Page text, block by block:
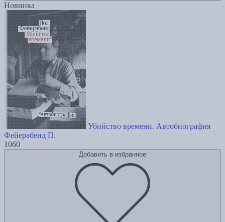
Новинка
Убийство времени. Автобиография
Фейерабенд П.
1060
Добавить в избранное